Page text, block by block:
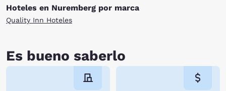
Hoteles en Nuremberg por marca
Quality Inn Hoteles
Es bueno saberlo